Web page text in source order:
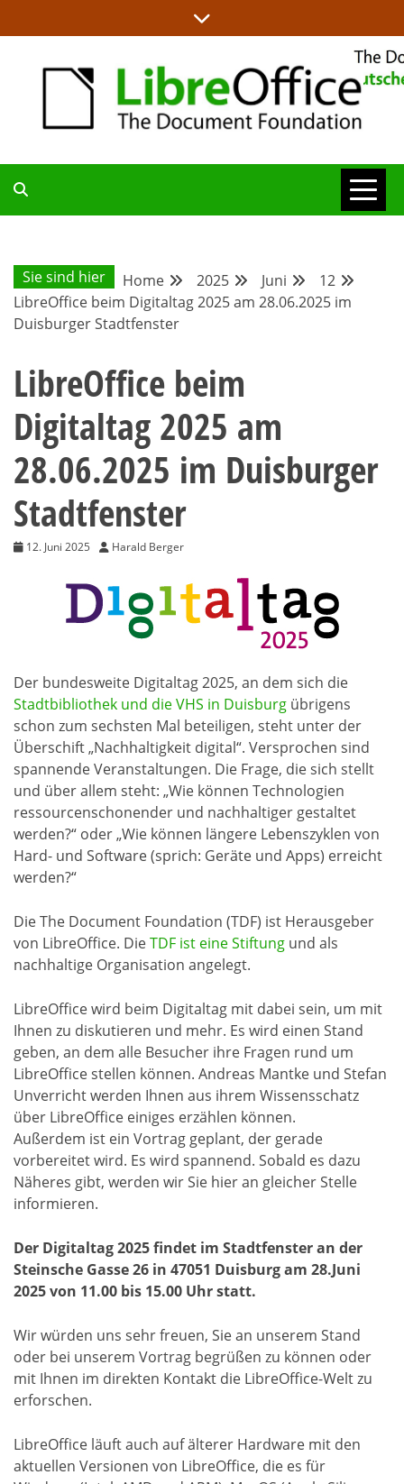
to
DEUTSCHER
COMMUNITY-
BLOG
Sie sind hier Home 2025 Juni
12
LibreOffice beim Digitaltag 2025 am 28.06.2025 im
Duisburger Stadtfenster
LibreOffice beim
Digitaltag 2025 am
28.06.2025 im Duisburger
Stadtfenster
12. Juni 2025 Harald Berger
Der bundesweite Digitaltag 2025, an dem sich die
Stadtbibliothek und die VHS in Duisburg übrigens
schon zum sechsten Mal beteiligen, steht unter der
Überschift „Nachhaltigkeit digital“. Versprochen sind
spannende Veranstaltungen. Die Frage, die sich stellt
und über allem steht: „Wie können Technologien
ressourcenschonender und nachhaltiger gestaltet
werden?“ oder „Wie können längere Lebenszyklen von
Hard- und Software (sprich: Geräte und Apps) erreicht
werden?“
Die The Document Foundation (TDF) ist Herausgeber
von LibreOffice. DieTDF ist eine Stiftung und als
nachhaltige Organisation angelegt.
LibreOffice wird beim Digitaltag mit dabei sein, um mit
Ihnen zu diskutieren und mehr. Es wird einen Stand
geben, an dem alle Besucher ihre Fragen rund um
LibreOffice stellen können. Andreas Mantke und Stefan
Unverricht werden Ihnen aus ihrem Wissensschatz
über LibreOffice einiges erzählen können.
Außerdem ist ein Vortrag geplant, der gerade
vorbereitet wird. Es wird spannend. Sobald es dazu
Näheres gibt, werden wir Sie hier an gleicher Stelle
informieren.
Der Digitaltag 2025 findet im Stadtfenster an der
Steinsche Gasse 26 in 47051 Duisburg am 28.Juni
2025 von 11.00 bis 15.00 Uhr statt.
Wir würden uns sehr freuen, Sie an unserem Stand
oder bei unserem Vortrag begrüßen zu können oder
mit Ihnen im direkten Kontakt die LibreOffice-Welt zu
erforschen.
LibreOffice läuft auch auf älterer Hardware mit den
aktuellen Versionen von LibreOffice, die es für